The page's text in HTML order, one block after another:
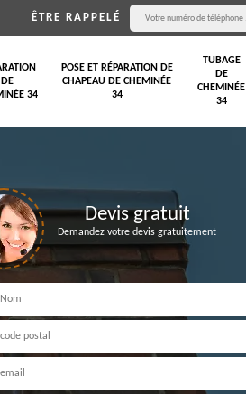
ÊTRE RAPPELÉ
DE
34
POSE ET RÉPARATION DE
CHAPEAU DE CHEMINÉE
34
TUBAGE
DE
CHEMINÉE
34
Devis gratuit
Demandez votre devis gratuitement